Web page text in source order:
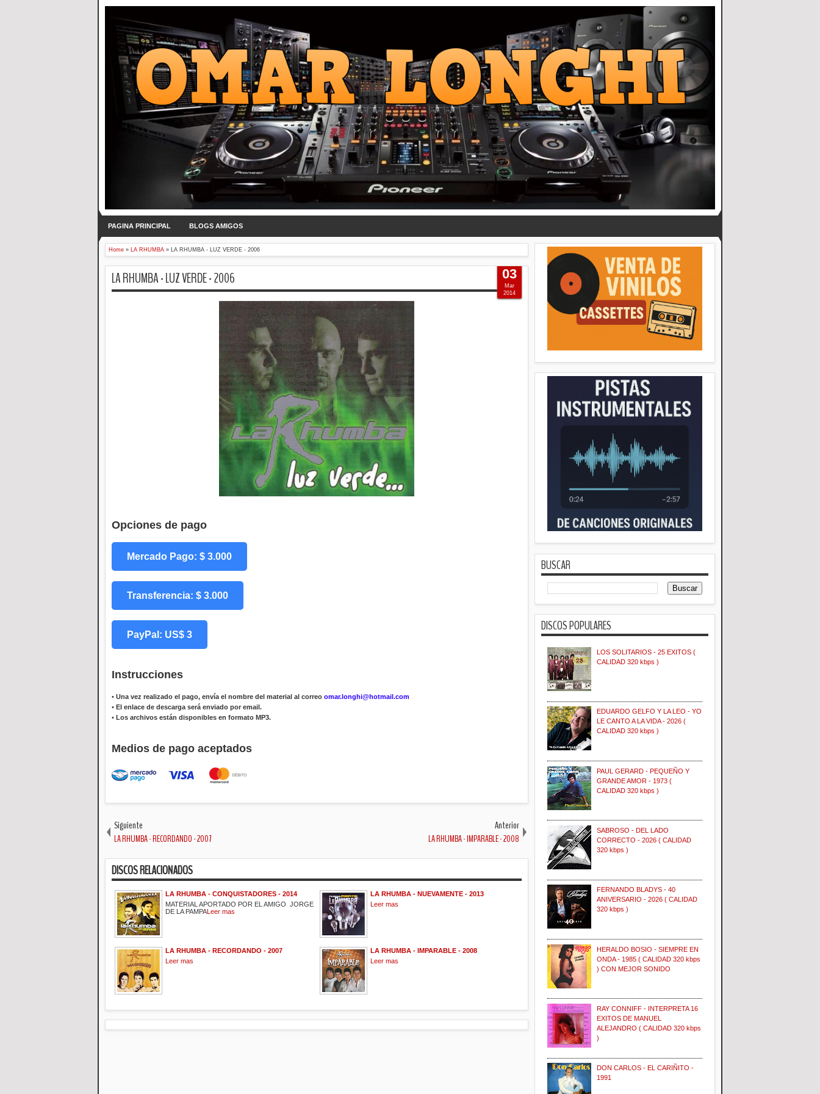
PAGINA PRINCIPAL BLOGS AMIGOS
Home » LA RHUMBA » LA RHUMBA - LUZ VERDE - 2006
LA RHUMBA - LUZ VERDE - 2006
Opciones de pago
Mercado Pago: $ 3.000
Transferencia: $ 3.000
PayPal: US$ 3
Instrucciones
• Una vez realizado el pago, envía el nombre del material al correo omar.longhi@hotmail.com
• El enlace de descarga será enviado por email.
• Los archivos están disponibles en formato MP3.
Medios de pago aceptados
03
Mar
2014
Siguiente
LA RHUMBA - RECORDANDO - 2007
Anterior
LA RHUMBA - IMPARABLE - 2008
DISCOS RELACIONADOS
LA RHUMBA - CONQUISTADORES - 2014
MATERIAL APORTADO POR EL AMIGO JORGE
DE LA PAMPALeer mas
LA RHUMBA - NUEVAMENTE - 2013
Leer mas
LA RHUMBA - RECORDANDO - 2007
Leer mas
LA RHUMBA - IMPARABLE - 2008
Leer mas
BUSCAR
DISCOS POPULARES
LOS SOLITARIOS - 25 EXITOS (
CALIDAD 320 kbps )
EDUARDO GELFO Y LA LEO - YO
LE CANTO A LA VIDA - 2026 (
CALIDAD 320 kbps )
PAUL GERARD - PEQUEÑO Y
GRANDE AMOR - 1973 (
CALIDAD 320 kbps )
SABROSO - DEL LADO
CORRECTO - 2026 ( CALIDAD
320 kbps )
FERNANDO BLADYS - 40
ANIVERSARIO - 2026 ( CALIDAD
320 kbps )
HERALDO BOSIO - SIEMPRE EN
ONDA - 1985 ( CALIDAD 320 kbps
) CON MEJOR SONIDO
RAY CONNIFF - INTERPRETA 16
EXITOS DE MANUEL
ALEJANDRO ( CALIDAD 320 kbps
)
DON CARLOS - EL CARIÑITO -
1991